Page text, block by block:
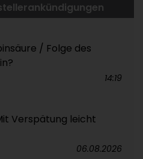
/ Folge des
14:19
Verspätung leicht
06.08.2026